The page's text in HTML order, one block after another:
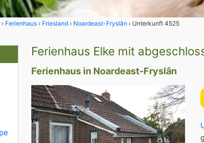
Ferienhaus Friesland Noardeast-Fryslân Unterkunft 4525
Ferienhaus Elke mit
Ferienhaus in Noardeast-Fryslân